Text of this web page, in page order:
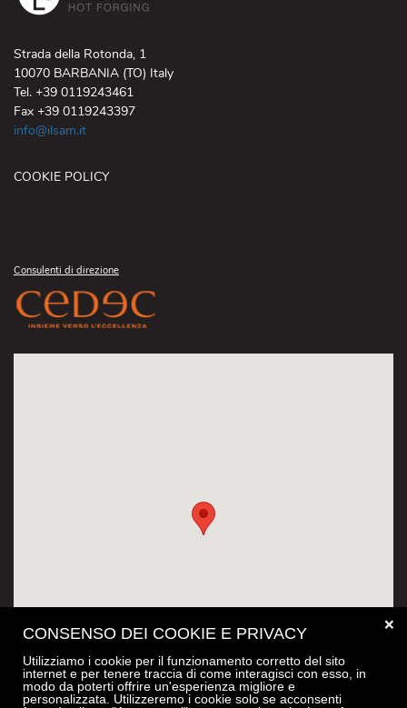
CONSENSO DEI COOKIE E PRIVACY
Utilizziamo i cookie per il funzionamento corretto del sito
internet e per tenere traccia di come interagisci con esso, in
modo da poterti offrire un'esperienza migliore e
personalizzata. Utilizzeremo i cookie solo se acconsenti
❌
Strada della Rotonda, 1
10070 BARBANIA (TO) Italy
Tel. +39 0119243461
Fax +39 0119243397
info@ilsam.it
COOKIE POLICY
Consulenti di direzione